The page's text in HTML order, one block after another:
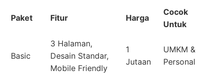
Paket Fitur Harga
Cocok
Untuk
Basic
3 Halaman,
Desain Standar,
Mobile Friendly
1
Jutaan
UMKM &
Personal